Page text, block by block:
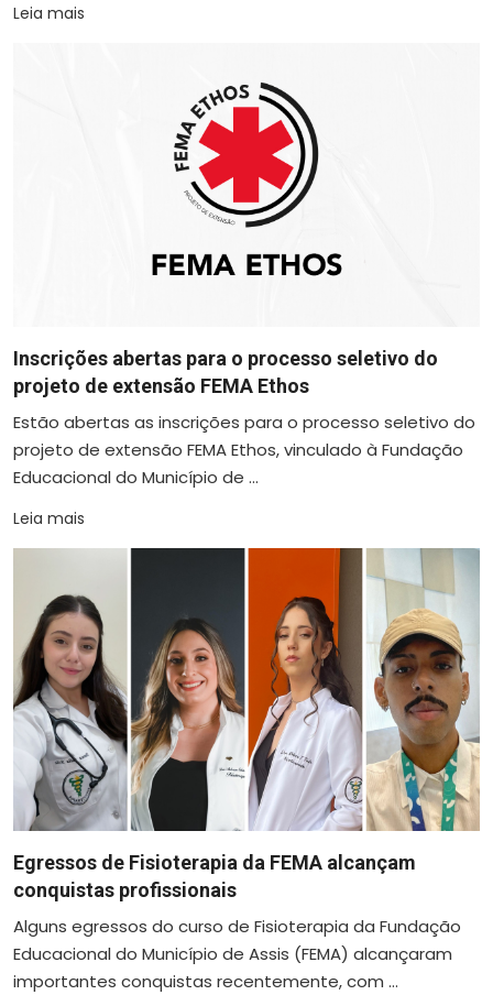
Leia mais
Inscrições abertas para o processo seletivo do
projeto de extensão FEMA Ethos
Estão abertas as inscrições para o processo seletivo do
projeto de extensão FEMA Ethos, vinculado à Fundação
Educacional do Município de ...
Leia mais
Egressos de Fisioterapia da FEMA alcançam
conquistas profissionais
Alguns egressos do curso de Fisioterapia da Fundação
Educacional do Município de Assis (FEMA) alcançaram
importantes conquistas recentemente, com ...